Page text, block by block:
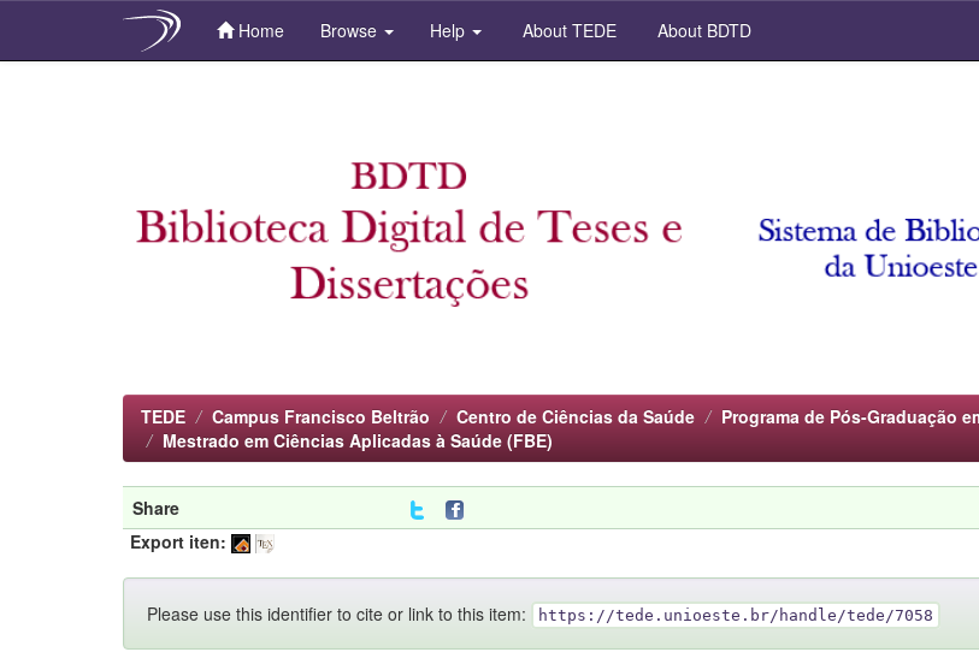
Home Browse Help About TEDE About BDTD
TEDE Campus Francisco Beltrão Centro de Ciências da Saúde
Programa de Pós-Graduação
Mestrado em Ciências Aplicadas à Saúde (FBE)
Share
Export iten:
Please use this identifier to cite or link to this item: https://tede.unioeste.br/handle/tede/7058